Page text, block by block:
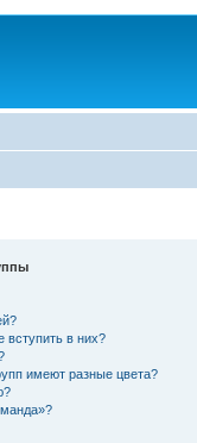
вступить в них?
имеют разные цвета?